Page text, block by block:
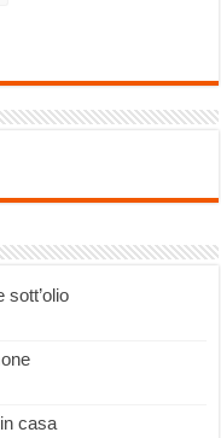
casa